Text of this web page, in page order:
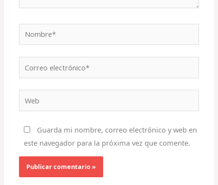
Nombre*
electrónico*
Guarda mi nombre, correo electrónico y web en
este navegador para la próxima vez que comente.